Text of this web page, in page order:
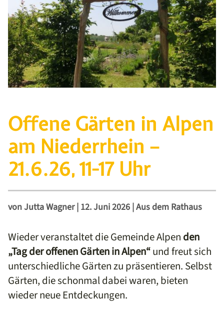
Offene Gärten in Alpen
am Niederrhein –
21.6.26, 11-17 Uhr
vonJutta Wagner| 12. Juni 2026| Aus dem Rathaus
Wieder veranstaltet die Gemeinde Alpen den
„Tag der offenen Gärten in Alpen“und freut sich
unterschiedliche Gärten zu präsentieren. Selbst
Gärten, die schonmal dabei waren, bieten
wieder neue Entdeckungen.